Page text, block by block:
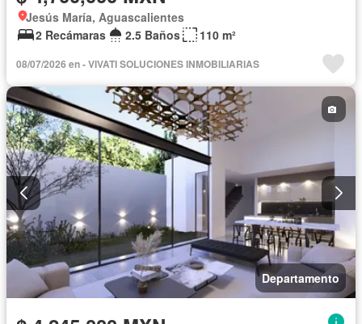
Jesús María, Aguascalientes
2 Recámaras
2.5 Baños 110 m²
08/07/2026 en - VIVATI SOLUCIONES INMOBILIARIAS
Departamento